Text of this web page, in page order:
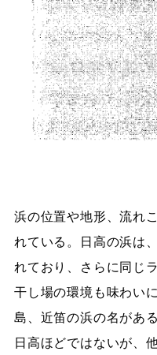
浜の位置や地形、流れ
れている。日高の浜は
れており、さらに同じ
干し場の環境も味わい
島、近笛の浜の名がある
日高ほどではないが、